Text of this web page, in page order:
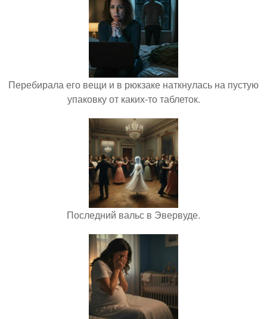
Перебирала его вещи и в рюкзаке наткнулась на пустую
упаковку от каких-то таблеток.
Последний вальс в Эвервуде.